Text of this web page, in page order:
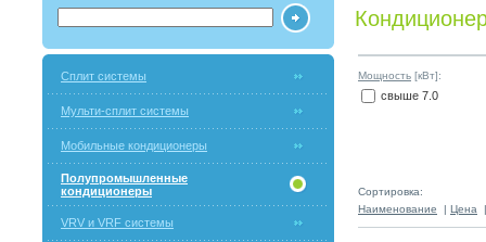
Сплит системы
Мульти-сплит системы
Мобильные кондиционеры
Полупромышленные
кондиционеры
VRV и VRF системы
Мощность [кВт]:
свыше 7.0
Сортировка:
Наименование | Цена